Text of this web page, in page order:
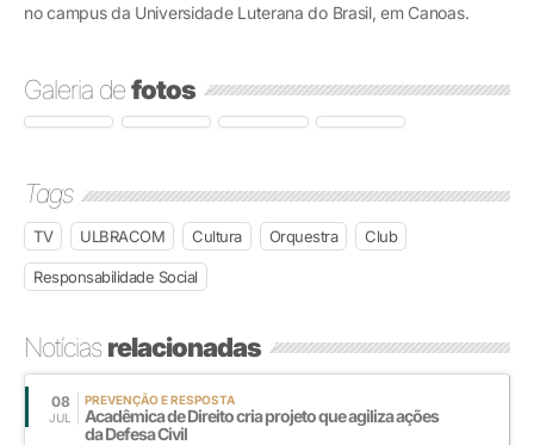
no campus da Universidade Luterana do Brasil, em Canoas.
Galeria defotos
Tags
TV ULBRACOM Cultura Orquestra Club
Responsabilidade Social
Notíciasrelacionadas
08
JUL
PREVENÇÃO E RESPOSTA
Acadêmica de Direito cria projeto que agiliza ações
da Defesa Civil